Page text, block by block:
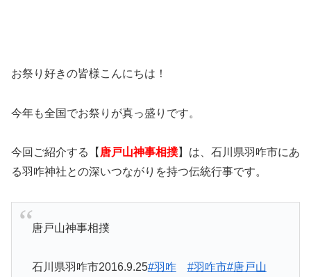
お祭り好きの皆様こんにちは！
今年も全国でお祭りが真っ盛りです。
今回ご紹介する【 唐戸山神事相撲】は、石川県羽咋市にあ
る羽咋神社との深いつながりを持つ伝統行事です。
唐戸山神事相撲
石川県羽咋市2016.9.25#羽咋 #羽咋市#唐戸山